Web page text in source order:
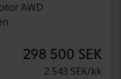
AWD
298 500 SEK
2 543 SEK/kk